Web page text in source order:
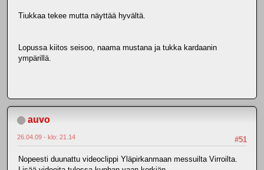
Tiukkaa tekee mutta näyttää hyvältä.
Lopussa kiitos seisoo, naama mustana ja tukka kardaanin
ympärillä.
auvo
#51
26.04.09 - klo: 21.14
Nopeesti duunattu videoclippi Yläpirkanmaan messuilta Virroilta.